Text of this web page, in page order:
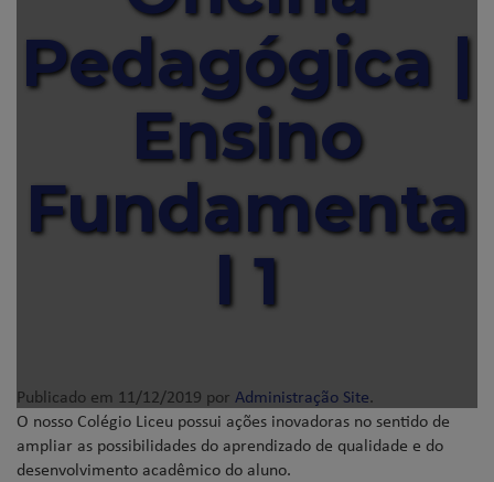
Pedagógica |
Ensino
Fundamenta
l 1
Publicado em 11/12/2019 por Administração Site.
O nosso Colégio Liceu possui ações inovadoras no sentido de
ampliar as possibilidades do aprendizado de qualidade e do
desenvolvimento acadêmico do aluno.